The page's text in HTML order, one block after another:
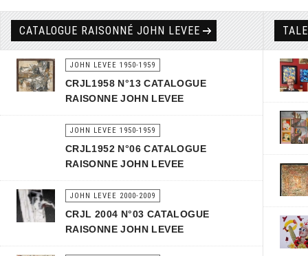
CATALOGUE RAISONNÉ JOHN LEVEE
JOHN LEVEE 1950-1959
CRJL1958 N°13 CATALOGUE
RAISONNE JOHN LEVEE
JOHN LEVEE 1950-1959
CRJL1952 N°06 CATALOGUE
RAISONNE JOHN LEVEE
JOHN LEVEE 2000-2009
CRJL 2004 N°03 CATALOGUE
RAISONNE JOHN LEVEE